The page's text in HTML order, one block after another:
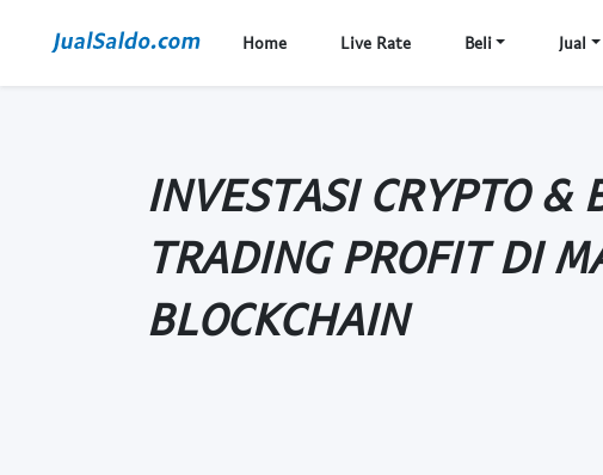
Home Live Rate Beli Jual
INVESTASI CRYPTO &
TRADING PROFIT DI
BLOCKCHAIN